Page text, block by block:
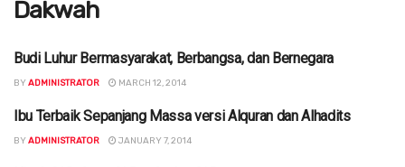
Dakwah
DAKWAH
Budi Luhur Bermasyarakat, Berbangsa, dan Bernegara
BY ADMINISTRATOR MARCH 12, 2014
DAKWAH
Ibu Terbaik Sepanjang Massa versi Alquran dan Alhadits
BY ADMINISTRATOR JANUARY 7, 2014